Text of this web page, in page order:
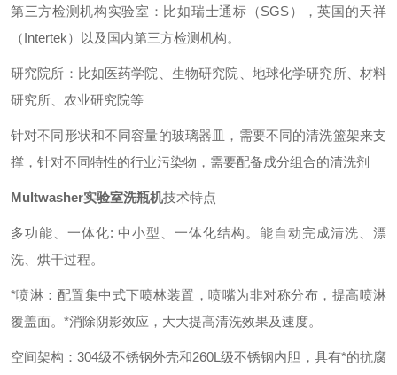
第三方检测机构实验室：比如瑞士通标（SGS），英国的天祥
（Intertek）以及国内第三方检测机构。
研究院所：比如医药学院、生物研究院、地球化学研究所、材料
研究所、农业研究院等
针对不同形状和不同容量的玻璃器皿，需要不同的清洗篮架来支
撑，针对不同特性的行业污染物，需要配备成分组合的清洗剂
Multwasher实验室洗瓶机技术特点
多功能、一体化: 中小型、一体化结构。能自动完成清洗、漂
洗、烘干过程。
*喷淋：配置集中式下喷林装置，喷嘴为非对称分布，提高喷淋
覆盖面。*消除阴影效应，大大提高清洗效果及速度。
空间架构：304级不锈钢外壳和260L级不锈钢内胆，具有*的抗腐